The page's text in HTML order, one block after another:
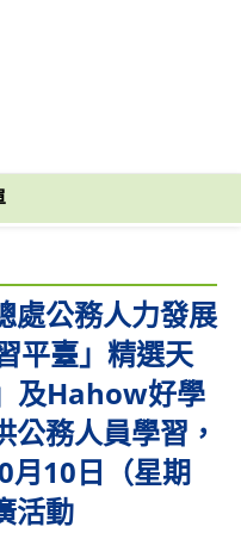
處公務人力發展
平臺」精選天
及Hahow好學
務人員學習，
月10日（星期
活動